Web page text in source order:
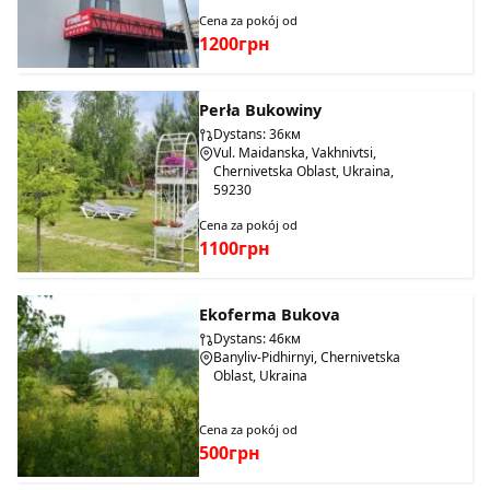
Cena za pokój od
1200грн
Perła Bukowiny
Dystans: 36км
Vul. Maidanska, Vakhnivtsi,
Chernivetska Oblast, Ukraina,
59230
Cena za pokój od
1100грн
Ekoferma Bukova
Dystans: 46км
Banyliv-Pidhirnyi, Chernivetska
Oblast, Ukraina
Cena za pokój od
500грн